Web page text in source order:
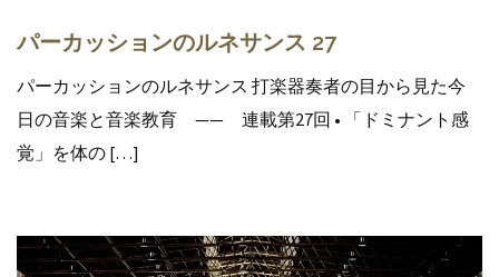
パーカッションのルネサンス 27
パーカッションのルネサンス 打楽器奏者の目から見た今
日の音楽と音楽教育 —— 連載第27回 • 「ドミナント感
覚」を体の […]